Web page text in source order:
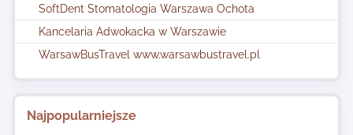
SoftDent Stomatologia Warszawa Ochota
Kancelaria Adwokacka w Warszawie
WarsawBusTravel www.warsawbustravel.pl
Najpopularniejsze